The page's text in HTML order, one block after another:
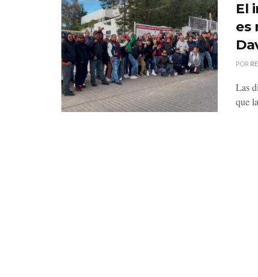
El
es
POR
Las
que